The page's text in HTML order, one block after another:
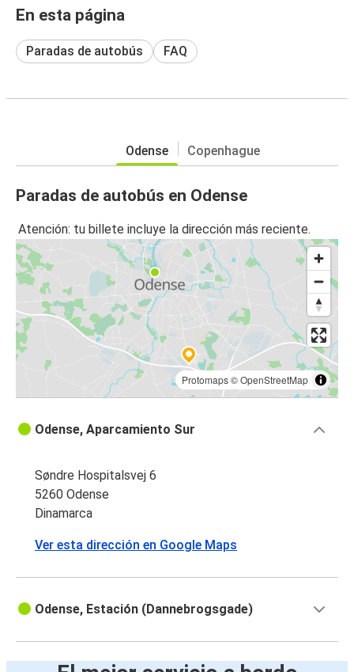
En esta página
Paradas de autobús FAQ
Odense Copenhague
Paradas de autobús en Odense
Atención: tu billete incluye la dirección más reciente.
Protomaps©OpenStreetMap
Odense, Aparcamiento Sur
Søndre Hospitalsvej 6
5260 Odense
Dinamarca
Ver esta dirección en Google Maps
Odense, Estación (Dannebrogsgade)